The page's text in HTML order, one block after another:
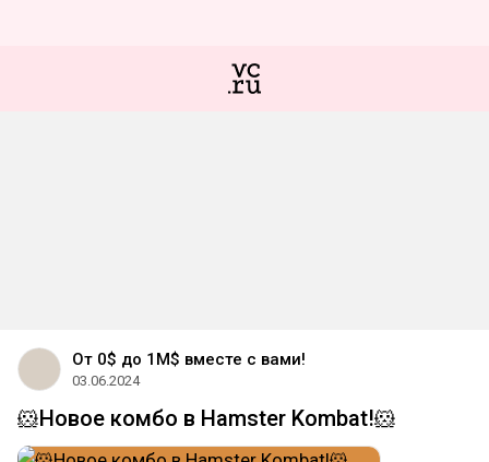
От 0$ до 1M$ вместе с вами!
03.06.2024
🐹Новое комбо в Hamster Kombat!🐹